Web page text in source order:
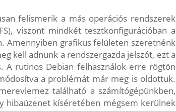
felismerik a más operációs rendszerek
viszont mindkét tesztkonfigurációban a
Amennyiben grafikus felületen szeretnénk
kell adnunk a rendszergazda jelszót, ezt a
A rutinos Debian felhasználok erre rögtön
a problémát már meg is oldottuk.
található a számítógépünkben,
hibaüzenet kíséretében mégsem kerülnek